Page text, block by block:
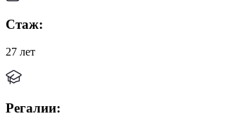
Стаж:
27 лет
Регалии: